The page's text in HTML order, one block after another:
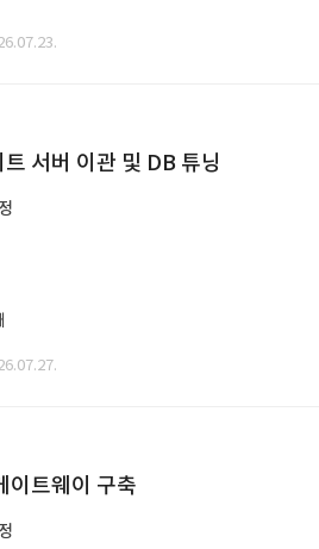
서버 이관 및 DB 튜닝
이트웨이 구축